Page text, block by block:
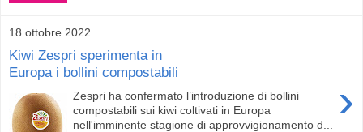
18 ottobre 2022
Kiwi Zespri sperimenta in
Europa i bollini compostabili
›
Zespri ha confermato l’introduzione di bollini
compostabili sui kiwi coltivati in Europa
nell'imminente stagione di approvvigionamento d...